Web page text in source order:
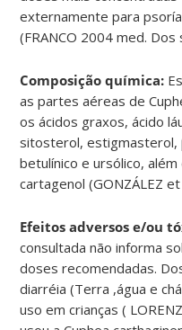
externamente para
(FRANCO 2004 med. Dos
Composição química:
as partes aéreas de
os ácidos graxos, ácido
sitosterol, estigmasterol,
betulínico e ursólico,
cartagenol (GONZÁLEZ
Efeitos adversos e/ou
consultada não informa
doses recomendadas.
diarréia (Terra ,água e
uso em crianças (